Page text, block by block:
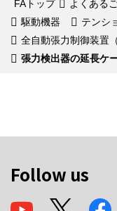
FAトップ よくある
駆動機器
テンシ
全自動張力制御装置
張力検出器の延長ケ
Follow us